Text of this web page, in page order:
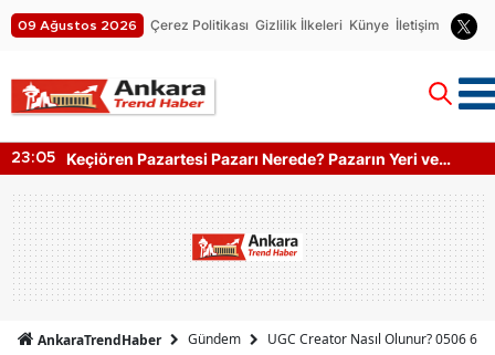
09 Ağustos 2026 Çerez Politikası Gizlilik İlkeleri Künye İletişim
22:05
Ankara Bahçe Mobilyası Nereden Alınır? Mobilya
AnkaraTrendHaber Gündem UGC Creator Nasıl Olunur? 0506